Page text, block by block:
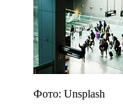
Фото: Unsplash